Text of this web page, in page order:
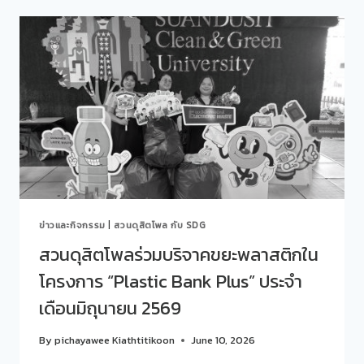
LIVING”
ร่วม
กับ
โรงเรียน
การเรือน
จัด
กิจกรรม
“คุย
สบาย
ๆ
STORY
TALK
ONE
ครั้ง
ที่
428(22)
EP.2
“FUTURE
FOOD:
อาหาร
ข่าวและกิจกรรม สวนดุสิตโพล กับ SDG
สวนดุสิตโพลร่วมบริจาคขยะพลาสติกใน
โครงการ “Plastic Bank Plus” ประจำ
เดือนมิถุนายน 2569
Bypichayawee Kiathtitikoon
June 10, 2026